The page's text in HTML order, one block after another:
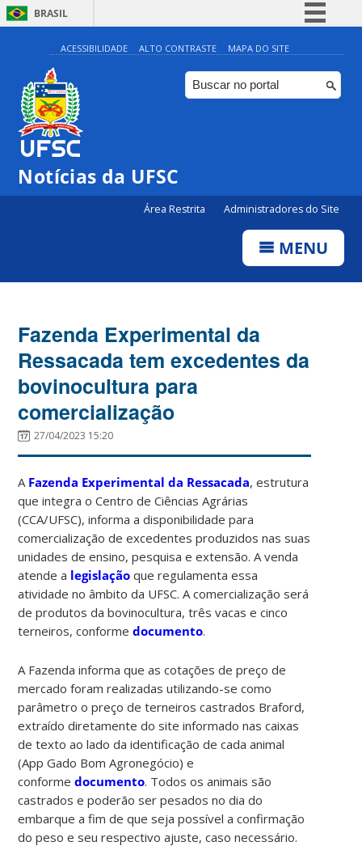
BRASIL
Simplifique!
Comunica BR
Participe
ACESSIBILIDADE ALTO CONTRASTE MAPA DO SITE
Notícias da UFSC
Área Restrita Administradores do Site
MENU
Fazenda Experimental da
Ressacada tem excedentes da
bovinocultura para
comercialização
27/04/2023 15:20
A Fazenda Experimental da Ressacada, estrutura
que integra o Centro de Ciências Agrárias
(CCA/UFSC), informa a disponibilidade para
comercialização de excedentes produzidos nas suas
unidades de ensino, pesquisa e extensão. A venda
atende a legislação que regulamenta essa
atividade no âmbito da UFSC. A comercialização será
de produtos da bovinocultura, três vacas e cinco
terneiros, conformedocumento.
A Fazenda informa que as cotações de preço de
mercado foram realizadas utilizando-se como
parâmetro o preço de terneiros castrados Braford,
extraído diretamente do site informado nas caixas
de texto ao lado da identificação de cada animal
(App Gado Bom Agronegócio) e
conformedocumento. Todos os animais são
castrados e poderão ser pesados no dia do
embarque a fim de que seja possível a confirmação
do peso e seu respectivo ajuste, caso necessário.